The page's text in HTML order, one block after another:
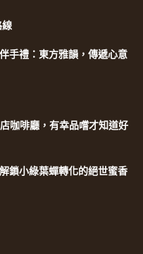
線
手禮：東方雅韻，傳遞心意
咖啡廳，有幸品嚐才知道好
鎖小綠葉蟬轉化的絕世蜜香